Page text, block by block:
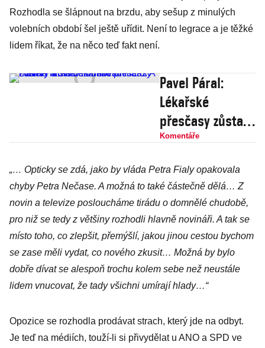
Rozhodla se šlápnout na brzdu, aby sešup z minulých
volebních období šel ještě uřídit. Není to legrace a je těžké
lidem říkat, že na něco teď fakt není.
Pavel Páral:
Lékařské
přesčasy zůstaly
a stálo to deset
nic
nereformovat!
Komentáře
„… Opticky se zdá, jako by vláda Petra Fialy opakovala
chyby Petra Nečase. A možná to také částečně dělá… Z
novin a televize posloucháme tirádu o domnělé chudobě,
pro niž se tedy z většiny rozhodli hlavně novináři. A tak se
místo toho, co zlepšit, přemýšlí, jakou jinou cestou bychom
se zase měli vydat, co nového zkusit… Možná by bylo
dobře dívat se alespoň trochu kolem sebe než neustále
lidem vnucovat, že tady všichni umírají hlady…“
Opozice se rozhodla prodávat strach, který jde na odbyt.
Je teď na médiích, touží-li si přivydělat u ANO a SPD ve